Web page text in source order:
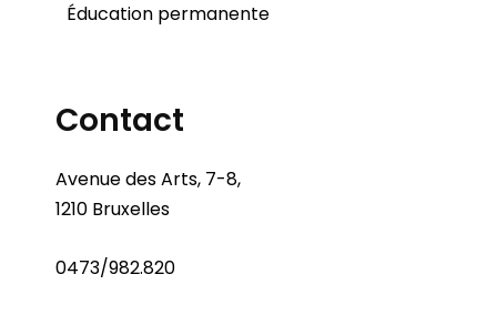
Éducation permanente
Contact
Avenue des Arts, 7-8,
1210 Bruxelles
0473/982.820